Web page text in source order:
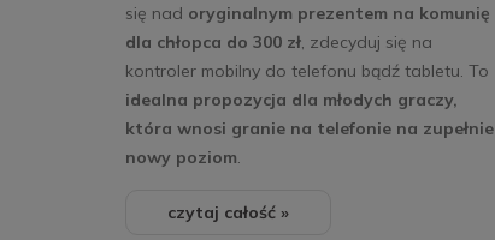
się nad oryginalnym prezentem na komunię
dla chłopca do 300 zł, zdecyduj się na
kontroler mobilny do telefonu bądź tabletu. To
idealna propozycja dla młodych graczy,
która wnosi granie na telefonie na zupełnie
nowy poziom.
czytaj całość »